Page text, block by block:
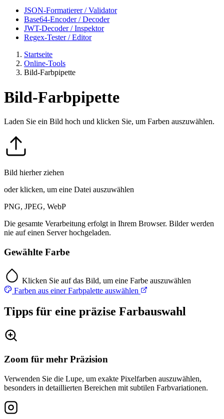
JSON-Formatierer / Validator
Base64-Encoder / Decoder
JWT-Decoder / Inspektor
Regex-Tester / Editor
Startseite
Online-Tools
Bild-Farbpipette
Bild-Farbpipette
Laden Sie ein Bild hoch und klicken Sie, um Farben auszuwählen.
Bild hierher ziehen
oder klicken, um eine Datei auszuwählen
PNG, JPEG, WebP
Die gesamte Verarbeitung erfolgt in Ihrem Browser. Bilder werden
nie auf einen Server hochgeladen.
Gewählte Farbe
Klicken Sie auf das Bild, um eine Farbe auszuwählen
Farben aus einer Farbpalette auswählen
Tipps für eine präzise Farbauswahl
Zoom für mehr Präzision
Verwenden Sie die Lupe, um exakte Pixelfarben auszuwählen,
besonders in detaillierten Bereichen mit subtilen Farbvariationen.